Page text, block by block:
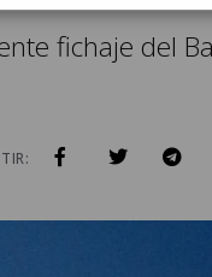
fichaje del